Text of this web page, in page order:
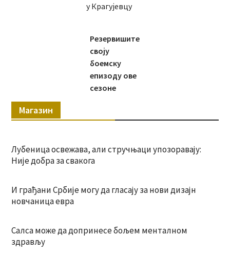
у Крагујевцу
Резервишите
своју
боемску
епизоду ове
сезоне
Магазин
Лубеница освежава, али стручњаци упозоравају:
Није добра за свакога
И грађани Србије могу да гласају за нови дизајн
новчаница евра
Салса може да допринесе бољем менталном
здрављу